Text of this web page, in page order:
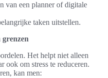
van een planner of digitale
taken uitstellen.
grenzen
Het helpt niet alleen
ook om stress te reduceren.
kan men: